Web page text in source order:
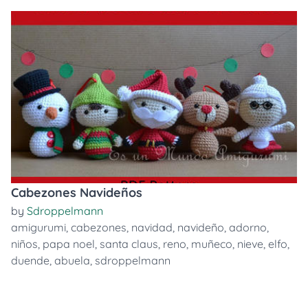
Cabezones Navideños
by Sdroppelmann
amigurumi, cabezones, navidad, navideño, adorno,
niños, papa noel, santa claus, reno, muñeco, nieve, elfo,
duende, abuela, sdroppelmann